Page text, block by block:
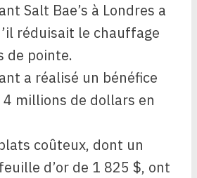
Salt Bae’s à Londres a
réduisait le chauffage
de pointe.
a réalisé un bénéfice
millions de dollars en
coûteux, dont un
d’or de 1 825 $, ont